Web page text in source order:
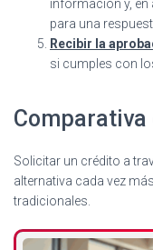
información y,
para una
Recibir la
si cumples con
Solicitar un crédito a
alternativa cada vez
tradicionales.